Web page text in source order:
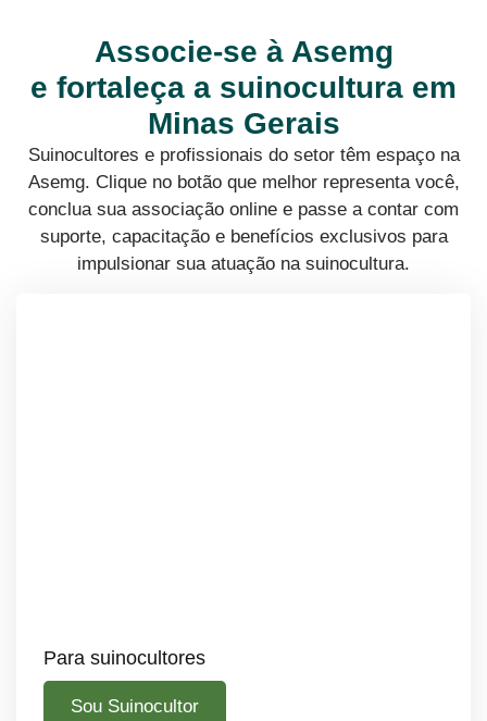
Associe-se à Asemg
e fortaleça a suinocultura em
Minas Gerais
Suinocultores e profissionais do setor têm espaço na
Asemg. Clique no botão que melhor representa você,
conclua sua associação online e passe a contar com
suporte, capacitação e benefícios exclusivos para
impulsionar sua atuação na suinocultura.
Para suinocultores
Sou Suinocultor